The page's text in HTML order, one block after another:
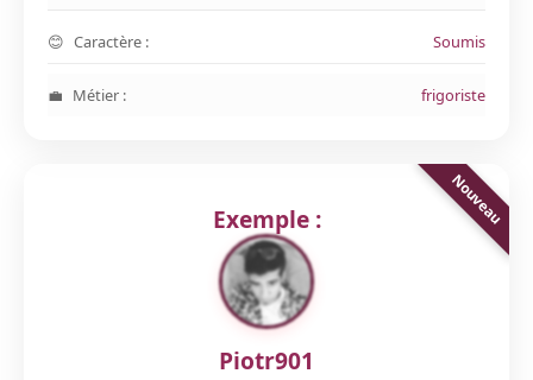
Caractère : Soumis
Métier : frigoriste
Exemple :
Piotr901